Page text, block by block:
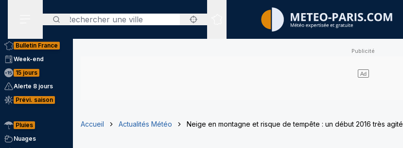
Rechercher
Sites expertisés
Bulletin France
Week-end
15 jours
Alerte 8 jours
Prévi. saison
Pluies
Nuages
Accueil Actualités Météo Neige en montagne et risque de tempête : un début 2016 très agité